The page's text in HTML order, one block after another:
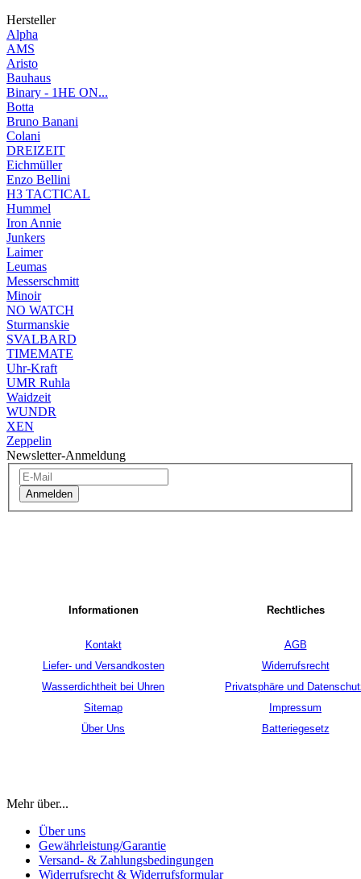
Hersteller
Alpha
AMS
Aristo
Bauhaus
Binary - 1HE ON...
Botta
Bruno Banani
Colani
DREIZEIT
Eichmüller
Enzo Bellini
H3 TACTICAL
Hummel
Iron Annie
Junkers
Laimer
Leumas
Messerschmitt
Minoir
NO WATCH
Sturmanskie
SVALBARD
TIMEMATE
Uhr-Kraft
UMR Ruhla
Waidzeit
WUNDR
XEN
Zeppelin
Newsletter-Anmeldung
Anmelden
Informationen Rechtliches
Kontakt
AGB
Liefer- und Versandkosten
Widerrufsrecht
Wasserdichtheit bei Uhren
Privatsphäre und
Sitemap
Impressum
Über Uns
Batteriegesetz
Mehr über...
Über uns
Gewährleistung/Garantie
Versand- & Zahlungsbedingungen
Widerrufsrecht & Widerrufsformular